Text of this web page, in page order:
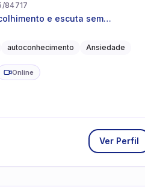
84717
e escuta sem
autoconhecimento Ansiedade
Online
Ver Perfil